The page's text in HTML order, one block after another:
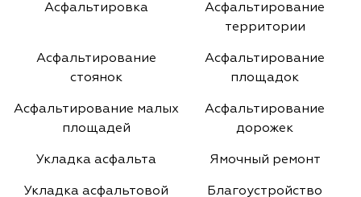
Асфальтировка
Асфальтирование
территории
Асфальтирование
стоянок
Асфальтирование
площадок
Асфальтирование малых
площадей
Асфальтирование
дорожек
Укладка асфальта Ямочный ремонт
Укладка асфальтовой Благоустройство